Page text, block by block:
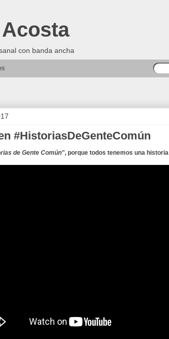
con banda ancha
#HistoriasDeGenteComún
de Gente Común", porque todos tenemos una historia